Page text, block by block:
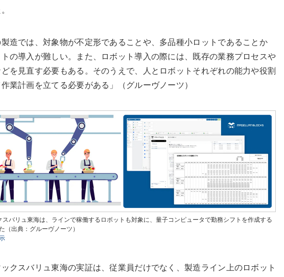
。
造では、対象物が不定形であることや、多品種小ロットであることか
の導入が難しい。また、ロボット導入の際には、既存の業務プロセスや
を見直す必要もある。そのうえで、人とロボットそれぞれの能力や役割
業計画を立てる必要がある」（グルーヴノーツ）
スバリュ東海は、ラインで稼働するロボットも対象に、量子コンピュータで勤務シフトを作成する
（出典：グルーヴノーツ）
クスバリュ東海の実証は、従業員だけでなく、製造ライン上のロボット